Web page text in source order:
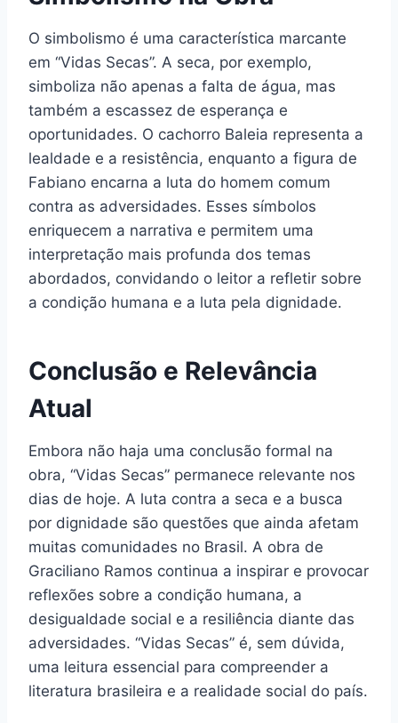
O simbolismo é uma característica marcante
em “Vidas Secas”. A seca, por exemplo,
simboliza não apenas a falta de água, mas
também a escassez de esperança e
oportunidades. O cachorro Baleia representa a
lealdade e a resistência, enquanto a figura de
Fabiano encarna a luta do homem comum
contra as adversidades. Esses símbolos
enriquecem a narrativa e permitem uma
interpretação mais profunda dos temas
abordados, convidando o leitor a refletir sobre
a condição humana e a luta pela dignidade.
Conclusão e Relevância
Atual
Embora não haja uma conclusão formal na
obra, “Vidas Secas” permanece relevante nos
dias de hoje. A luta contra a seca e a busca
por dignidade são questões que ainda afetam
muitas comunidades no Brasil. A obra de
Graciliano Ramos continua a inspirar e provocar
reflexões sobre a condição humana, a
desigualdade social e a resiliência diante das
adversidades. “Vidas Secas” é, sem dúvida,
uma leitura essencial para compreender a
literatura brasileira e a realidade social do país.